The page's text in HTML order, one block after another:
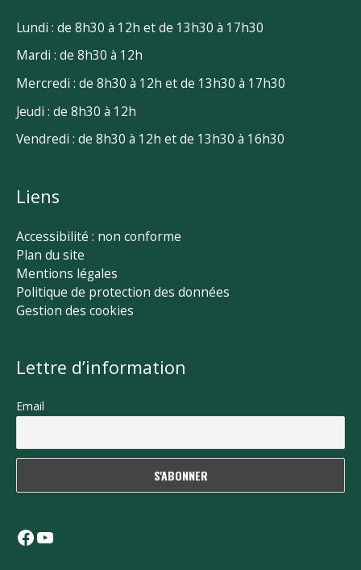
Lundi : de 8h30 à 12h et de 13h30 à 17h30
Mardi : de 8h30 à 12h
Mercredi : de 8h30 à 12h et de 13h30 à 17h30
Jeudi : de 8h30 à 12h
Vendredi : de 8h30 à 12h et de 13h30 à 16h30
Liens
Accessibilité : non conforme
Plan du site
Mentions légales
Politique de protection des données
Gestion des cookies
Lettre d’information
Email
Facebook
YouTube